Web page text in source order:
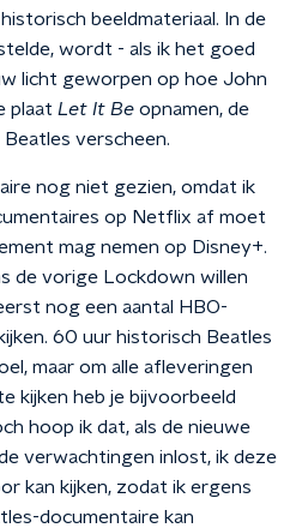
beeldmateriaal. In de
wordt - als ik het goed
licht geworpen op hoe John
plaat Let It Be opnamen, de
verscheen.
nog niet gezien, omdat ik
op Netflix af moet
mag nemen op Disney+.
de vorige Lockdown willen
nog een aantal HBO-
60 uur historisch Beatles
maar om alle afleveringen
kijken heb je bijvoorbeeld
hoop ik dat, als de nieuwe
verwachtingen inlost, ik deze
kan kijken, zodat ik ergens
documentaire kan